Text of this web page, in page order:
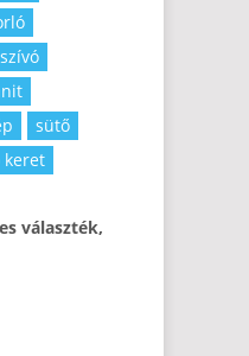
sütő
keret
választék,